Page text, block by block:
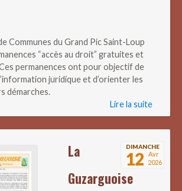
Communes du Grand Pic Saint-Loup
“accès au droit” gratuites et
permanences ont pour objectif de
juridique et d’orienter les
démarches.
Lire la suite
DIMANCHE
12
Avr
2026
La
Guzarguoise